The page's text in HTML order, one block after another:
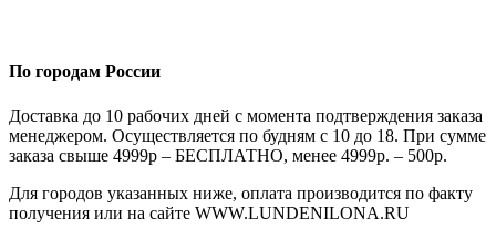
По городам России
Доставка до 10 рабочих дней с момента подтверждения заказа
менеджером. Осуществляется по будням с 10 до 18. При сумме
заказа свыше 4999р – БЕСПЛАТНО, менее 4999р. – 500р.
Для городов указанных ниже, оплата производится по факту
получения или на сайте WWW.LUNDENILONA.RU